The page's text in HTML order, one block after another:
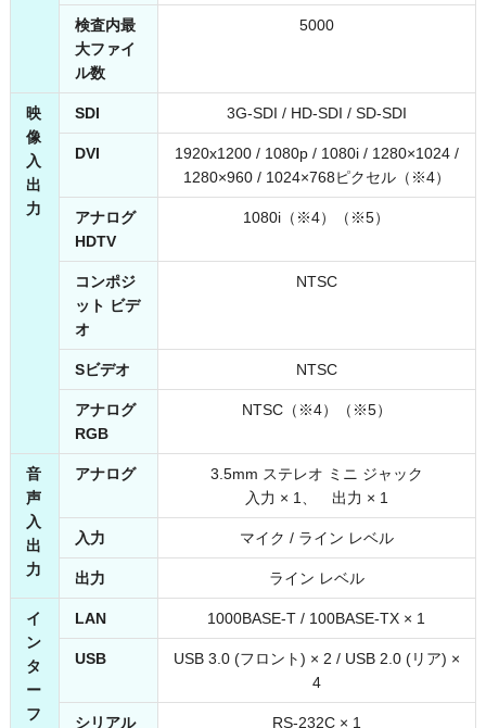
検査内最
大ファイ
ル数
5000
映
像
入
出
力
SDI 3G-SDI / HD-SDI / SD-SDI
DVI
1920x1200 / 1080p / 1080i / 1280×1024 /
1280×960 / 1024×768ピクセル（※4）
アナログ
HDTV
1080i（※4）（※5）
コンポジ
ット ビデ
オ
NTSC
Sビデオ NTSC
アナログ
RGB
NTSC（※4）（※5）
音
声
入
出
力
アナログ
3.5mm ステレオ ミニ ジャック
入力 × 1、 出力 × 1
入力 マイク / ライン レベル
出力 ライン レベル
イ
ン
タ
ー
フ
LAN 1000BASE-T / 100BASE-TX × 1
USB
USB 3.0 (フロント) × 2 / USB 2.0 (リア) ×
4
シリアル
RS-232C × 1